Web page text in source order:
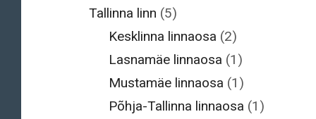
Tallinna linn (5)
Kesklinna linnaosa (2)
Lasnamäe linnaosa (1)
Mustamäe linnaosa (1)
Põhja-Tallinna linnaosa (1)